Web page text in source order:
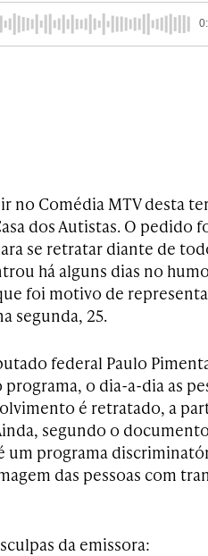
no Comédia MTV desta
dos Autistas. O pedido
se retratar diante de
há alguns dias no
foi motivo de
segunda, 25.
federal Paulo Pimenta
o dia-a-dia as
é retratado, a
segundo o
um programa
das pessoas com
da emissora: